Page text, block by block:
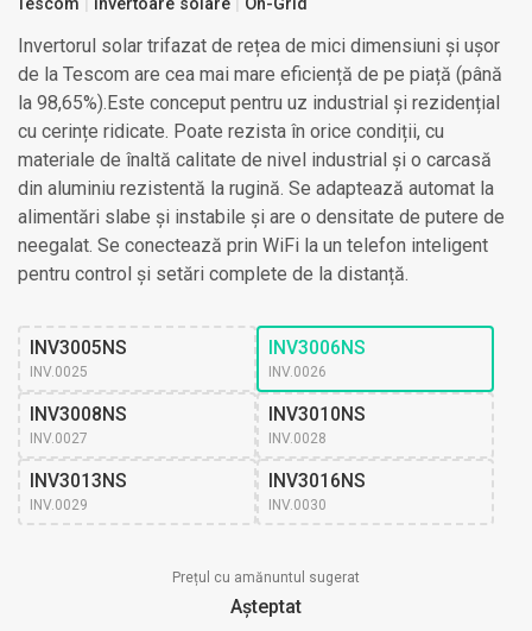
Invertorul solar trifazat de rețea de mici dimensiuni și ușor
de la Tescom are cea mai mare eficiență de pe piață (până
la 98,65%).Este conceput pentru uz industrial și rezidențial
cu cerințe ridicate. Poate rezista în orice condiții, cu
materiale de înaltă calitate de nivel industrial și o carcasă
din aluminiu rezistentă la rugină. Se adaptează automat la
alimentări slabe și instabile și are o densitate de putere de
neegalat. Se conectează prin WiFi la un telefon inteligent
pentru control și setări complete de la distanță.
INV3005NS
INV.0025
INV3006NS
INV.0026
INV3008NS
INV.0027
INV3010NS
INV.0028
INV3013NS
INV.0029
INV3016NS
INV.0030
Prețul cu amănuntul sugerat
Așteptat